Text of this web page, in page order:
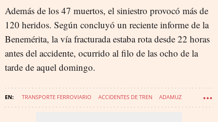
Además de los 47 muertos, el siniestro provocó más de
120 heridos. Según concluyó un reciente informe de la
Benemérita, la vía fracturada estaba rota desde 22 horas
antes del accidente, ocurrido al filo de las ocho de la
tarde de aquel domingo.
TRANSPORTE FERROVIARIO ACCIDENTES DE TREN ADAMUZ